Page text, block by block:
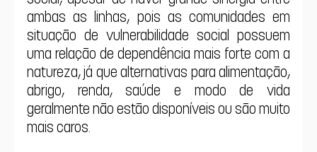
ambas as linhas, pois as comunidades em
situação de vulnerabilidade social possuem
uma relação de dependência mais forte com a
natureza, já que alternativas para alimentação,
abrigo, renda, saúde e modo de vida
geralmente não estão disponíveis ou são muito
mais caros.